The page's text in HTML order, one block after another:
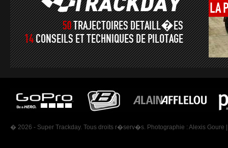
50TRAJECTOIRES DETAILL�ES
14CONSEILS ET TECHNIQUES DE PILOTAGE
LA
� 2026 - Super Trackday. Tous droits r�serv�s. Photographie : Alexis Goure